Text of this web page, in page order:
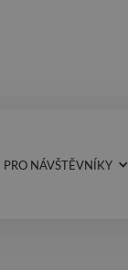
PRO NÁVŠTĚVNÍKY